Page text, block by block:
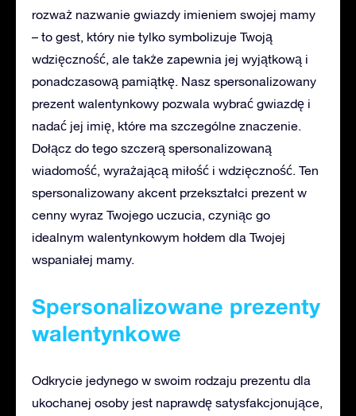
rozważ nazwanie gwiazdy imieniem swojej mamy
– to gest, który nie tylko symbolizuje Twoją
wdzięczność, ale także zapewnia jej wyjątkową i
ponadczasową pamiątkę. Nasz spersonalizowany
prezent walentynkowy pozwala wybrać gwiazdę i
nadać jej imię, które ma szczególne znaczenie.
Dołącz do tego szczerą spersonalizowaną
wiadomość, wyrażającą miłość i wdzięczność. Ten
spersonalizowany akcent przekształci prezent w
cenny wyraz Twojego uczucia, czyniąc go
idealnym walentynkowym hołdem dla Twojej
wspaniałej mamy.
Spersonalizowane prezenty
walentynkowe
Odkrycie jedynego w swoim rodzaju prezentu dla
ukochanej osoby jest naprawdę satysfakcjonujące,